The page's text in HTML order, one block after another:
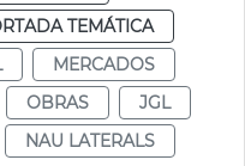
TEMÁTICA
MERCADOS
OBRAS
JGL
NAU LATERALS